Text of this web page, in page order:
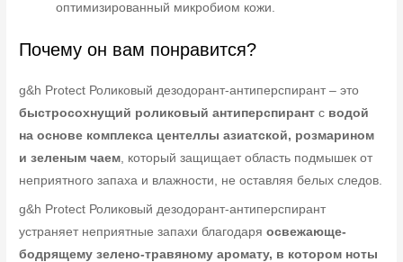
оптимизированный микробиом кожи.
Почему он вам понравится?
g&h Protect Роликовый дезодорант-антиперспирант – это
быстросохнущий роликовый антиперспирант с водой
на основе комплекса центеллы азиатской, розмарином
и зеленым чаем , который защищает область подмышек от
неприятного запаха и влажности, не оставляя белых следов.
g&h Protect Роликовый дезодорант-антиперспирант
устраняет неприятные запахи благодаряосвежающе-
бодрящему зелено-травяному аромату, в котором ноты